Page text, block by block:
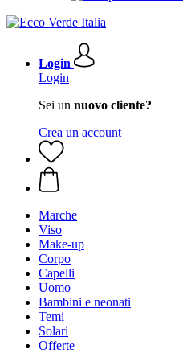
Login
Login
Sei un nuovo cliente?
Crea un account
Marche
Viso
Make-up
Corpo
Capelli
Uomo
Bambini e neonati
Temi
Solari
Offerte